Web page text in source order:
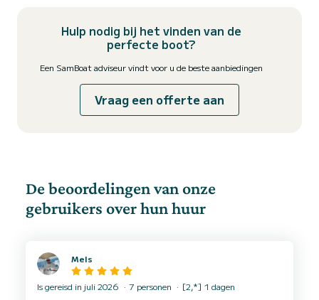
Hulp nodig bij het vinden van de
perfecte boot?
Een SamBoat adviseur vindt voor u de beste aanbiedingen
Vraag een offerte aan
De beoordelingen van onze
gebruikers over hun huur
Mels
Is gereisd in juli 2026 7 personen [2,*] 1 dagen